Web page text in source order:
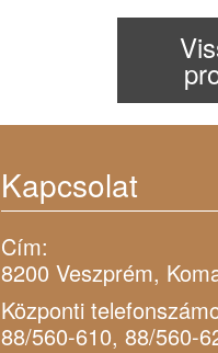
Kapcsolat
Cím:
8200 Veszprém,
Központi
88/560-610, 88/560-